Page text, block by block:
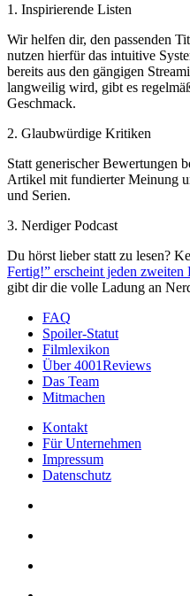
1. Inspirierende Listen
Wir helfen dir, den passenden
nutzen hierfür das intuitive
bereits aus den gängigen
langweilig wird, gibt es
Geschmack.
2. Glaubwürdige Kritiken
Statt generischer Bewertungen
Artikel mit fundierter Meinung
und Serien.
3. Nerdiger Podcast
Du hörst lieber statt zu lesen?
Fertig!” erscheint jeden zweiten
gibt dir die volle Ladung an
FAQ
Spoiler-Statut
Filmlexikon
Über 4001Reviews
Das Team
Mitmachen
Kontakt
Für Unternehmen
Impressum
Datenschutz